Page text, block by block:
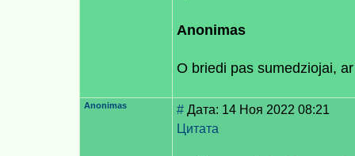
Anonimas
O briedi pas sumedziojai,
Anonimas # Дата: 14 Ноя 2022 08:21
Цитата